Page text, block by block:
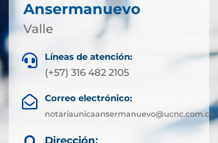
Ansermanuevo
Valle
 Líneas de atención:
(+57) 316 482 2105
 Correo electrónico:
notariaunicaansermanuevo@ucnc.com.co
Dirección: